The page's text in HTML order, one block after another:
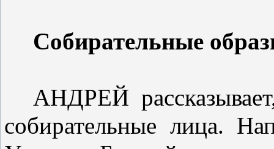
Собирательные
АНДРЕЙ
собирательные лица.